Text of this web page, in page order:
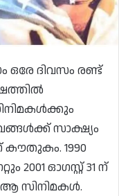
ഒരേ ദിവസം രണ്ട്
സാക്ഷ്യം
1990
2001 ഓഗസ്റ്റ് 31 ന്
സിനിമകൾ.